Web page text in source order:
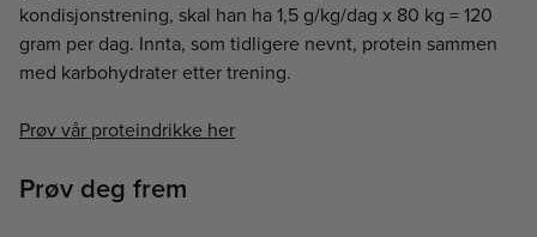
kondisjonstrening, skal han ha 1,5 g/kg/dag x 80 kg = 120
gram per dag. Innta, som tidligere nevnt, protein sammen
med karbohydrater etter trening.
Prøv vår proteindrikke her
Prøv deg frem